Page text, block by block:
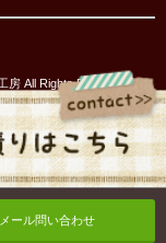
房 All Rights Reserved.
メール問い合わせ